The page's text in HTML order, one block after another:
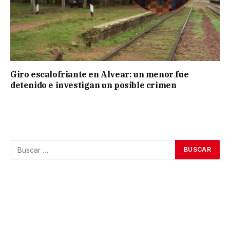
Giro escalofriante en Alvear: un menor fue
detenido e investigan un posible crimen